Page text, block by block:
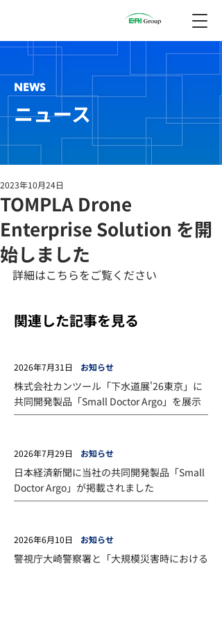
NEWS
ニュース
TOMPLA Drone
Enterprise Solution を開
始しました
2023年10月24日
詳細はこちらをご覧ください
関連した記事を見る
2026年7月31日 お知らせ
株式会社カンツール「下水道展'26東京」に
共同開発製品「Small Doctor Argo」を展示
2026年7月29日 お知らせ
日本経済新聞に当社の共同開発製品「Small
Doctor Argo」が掲載されました
2026年6月10日 お知らせ
警視庁大崎警察署と「大規模災害時における